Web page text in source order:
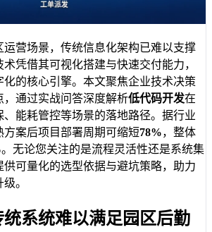
运营场景，传统信息化架构已难以支撑
术凭借其可视化搭建与快速交付能力，
化的核心引擎。本文聚焦企业技术决策
，通过实战问答深度解析低代码开发在
、能耗管控等场景的落地路径。据行业
案后项目部署周期可缩短78%，整体
。无论您关注的是流程灵活性还是系统集
供可量化的选型依据与避坑策略，助力
。
系统难以满足园区后勤